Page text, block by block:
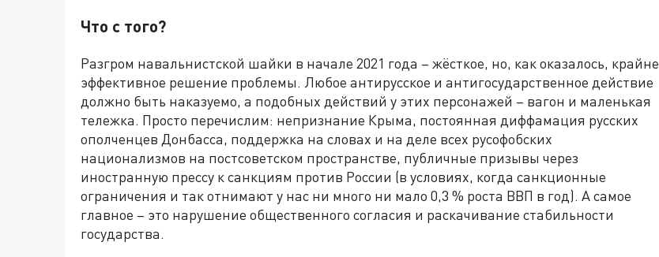
Что с того?
Разгром навальнистской шайки в начале 2021 года – жёсткое, но, как оказалось, крайне
эффективное решение проблемы. Любое антирусское и антигосударственное действие
должно быть наказуемо, а подобных действий у этих персонажей – вагон и маленькая
тележка. Просто перечислим: непризнание Крыма, постоянная диффамация русских
ополченцев Донбасса, поддержка на словах и на деле всех русофобских
национализмов на постсоветском пространстве, публичные призывы через
иностранную прессу к санкциям против России (в условиях, когда санкционные
ограничения и так отнимают у нас ни много ни мало 0,3 % роста ВВП в год). А самое
главное – это нарушение общественного согласия и раскачивание стабильности
государства.